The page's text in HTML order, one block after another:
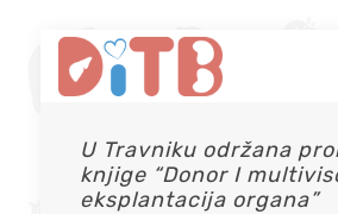
U Travniku održana
knjige “Donor I
eksplantacija organa”